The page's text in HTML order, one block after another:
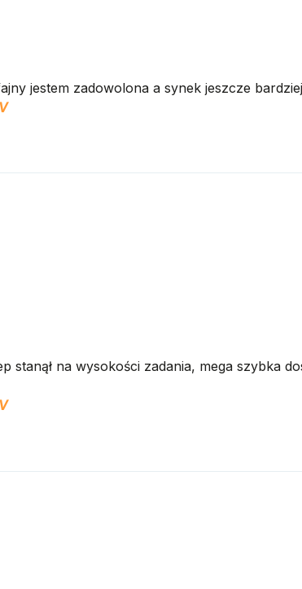
jestem zadowolona a synek jeszcze
stanął na wysokości zadania, mega szybka